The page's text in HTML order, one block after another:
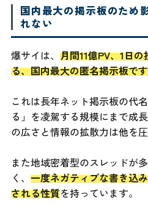
国内最大の掲示板のため
れない
爆サイは、 月間11億PV、1日
る、国内最大の匿名掲示板で
これは長年ネット掲示板の代
る」を凌駕する規模にまで成
の広さと情報の拡散力は他を
また地域密着型のスレッドが
く、 一度ネガティブな書き込
される性質を持っています。